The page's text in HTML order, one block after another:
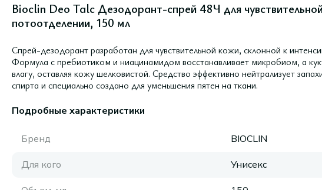
Bioclin Deo Talc Дезодорант-спрей 48Ч для
потоотделении, 150 мл
Спрей-дезодорант разработан для чувствительной кожи, склонной к
Формула с пребиотиком и ниацинамидом восстанавливает микробиом, а
влагу, оставляя кожу шелковистой. Средство эффективно нейтрализует
спирта и специально создано для уменьшения пятен на ткани.
Подробные характеристики
Бренд
BIOCLIN
Для кого
Унисекс